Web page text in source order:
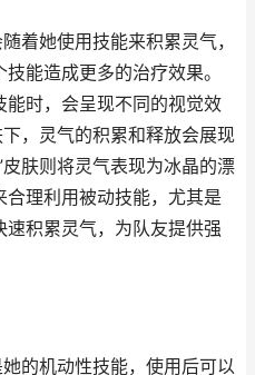
着她使用技能来积累灵气，
能造成更多的治疗效果。
时，会呈现不同的视觉效
，灵气的积累和释放会展现
肤则将灵气表现为冰晶的漂
理利用被动技能，尤其是
积累灵气，为队友提供强
的机动性技能，使用后可以